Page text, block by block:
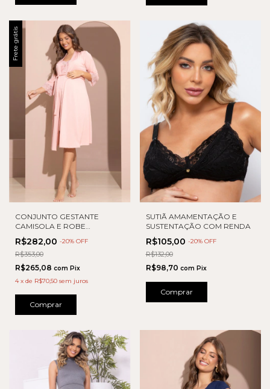
Frete grátis
CONJUNTO GESTANTE
CAMISOLA E ROBE
AMAMENTAÇÃO
R$282,00 -20% OFF
R$353,00
R$265,08 com Pix
4 x de R$70,50 sem juros
Comprar
SUTIÃ AMAMENTAÇÃO E
SUSTENTAÇÃO COM RENDA
R$105,00 -20% OFF
R$132,00
R$98,70 com Pix
Comprar